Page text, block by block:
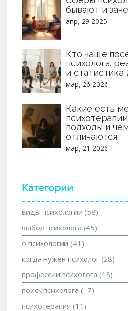
бывают и
апр, 29 2025
Кто чаще
психолога:
и статистика
мар, 26 2026
Какие есть
подходы и
отличаются
мар, 21 2026
Категории
виды психологии (58)
выбор психолога (45)
о психологии (41)
когда нужен психолог (28)
профессии психолога (18)
поиск психолога (17)
психотерапия (11)